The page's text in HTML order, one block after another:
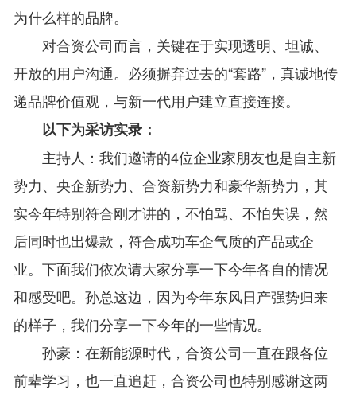
为什么样的品牌。
对合资公司而言，关键在于实现透明、坦诚、
开放的用户沟通。必须摒弃过去的“套路”，真诚地传
递品牌价值观，与新一代用户建立直接连接。
以下为采访实录：
主持人：我们邀请的4位企业家朋友也是自主新
势力、央企新势力、合资新势力和豪华新势力，其
实今年特别符合刚才讲的，不怕骂、不怕失误，然
后同时也出爆款，符合成功车企气质的产品或企
业。下面我们依次请大家分享一下今年各自的情况
和感受吧。孙总这边，因为今年东风日产强势归来
的样子，我们分享一下今年的一些情况。
孙豪：在新能源时代，合资公司一直在跟各位
前辈学习，也一直追赶，合资公司也特别感谢这两